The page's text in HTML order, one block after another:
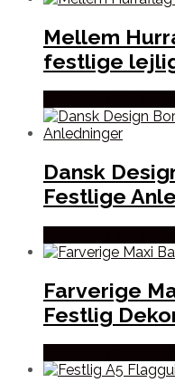
Mellem
festlige
Dansk
Festlige
Farverige
Festlig